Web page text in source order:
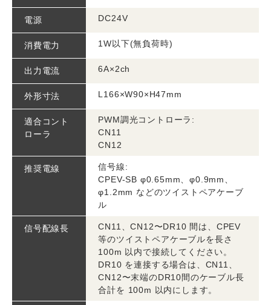
電源 DC24V
消費電力 1W以下(無負荷時)
出力電流 6A×2ch
外形寸法 L166×W90×H47mm
適合コント
ローラ
PWM調光コントローラ:
CN11
CN12
推奨電線
信号線:
CPEV-SB φ0.65mm、φ0.9mm、
φ1.2mm などのツイストペアケーブ
ル
信号配線長
CN11、CN12〜DR10 間は、CPEV
等のツイストペアケーブルを長さ
100m 以内で接続してください。
DR10 を連接する場合は、CN11、
CN12〜末端のDR10間のケーブル長
合計を 100m 以内にします。